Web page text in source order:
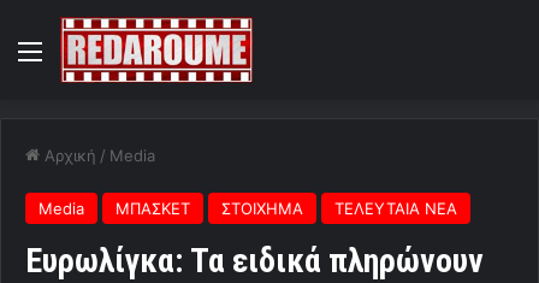
Menu
Αρχική / Media
Media ΜΠΑΣΚΕΤ ΣΤΟΙΧΗΜΑ ΤΕΛΕΥΤΑΙΑ ΝΕΑ
Ευρωλίγκα: Τα ειδικά πληρώνουν